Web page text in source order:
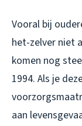
Vooral bij
het-zelver niet
komen nog
1994. Als je
aan